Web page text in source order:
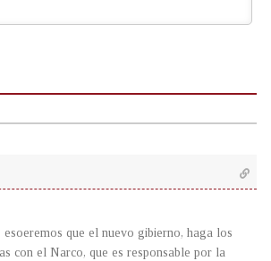
esoeremos que el nuevo gibierno, haga los
con el Narco, que es responsable por la